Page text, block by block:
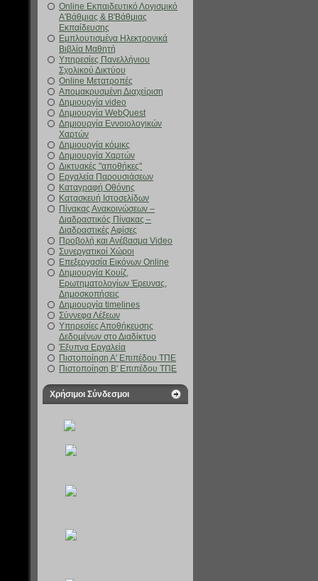
Online Εκπαιδευτικό Λογισμικό
Α'Βάθμιας & Β'Βάθμιας
Εκπαίδευσης
Εμπλουτισμένα Ηλεκτρονικά
Βιβλία Μαθητή
Υπηρεσίες Πανελλήνιου
Σχολικού Δικτύου
Online Μετατροπές
Απομακρυσμένη Διαχείριση
Δημιουργία video
Δημιουργία WebQuest
Δημιουργία Εννοιολογικών
Χαρτών
Δημιουργία κόμικς
Δημιουργία Χαρτών
Δικτυακές "αποθήκες"
Εργαλεία Παρουσιάσεων
Καταγραφή Οθόνης
Κατασκευή Ιστοσελίδων
Πίνακας Ανακοινώσεων –
Διαδραστικός Πίνακας –
Διαδραστικές Αφίσες
Προβολή και Ανέβασμα Video
Συνεργατικοί Χώροι
Επεξεργασία Εικόνων Online
Δημιουργία Κουίζ,
Ερωτηματολογίων Έρευνας,
Δημοσκοπήσεις
Δημιουργία timelines
Σύννεφα Λέξεων
Υπηρεσίες Αποθήκευσης
Δεδομένων στο Διαδίκτυο
Έξυπνα Εργαλεία
Πιστοποίηση Α' Επιπέδου ΤΠΕ
Πιστοποίηση Β' Επιπέδου ΤΠΕ
Χρήσιμοι Σύνδεσμοι